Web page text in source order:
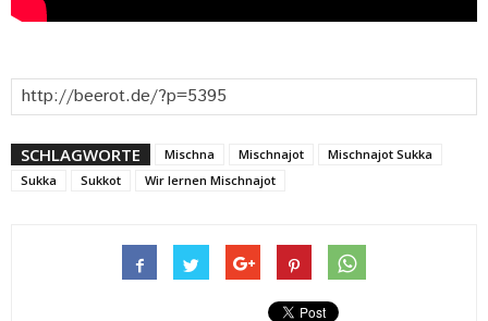
SCHLAGWORTE Mischna Mischnajot
Mischnajot Sukka
Sukka
Sukkot Wir lernen Mischnajot